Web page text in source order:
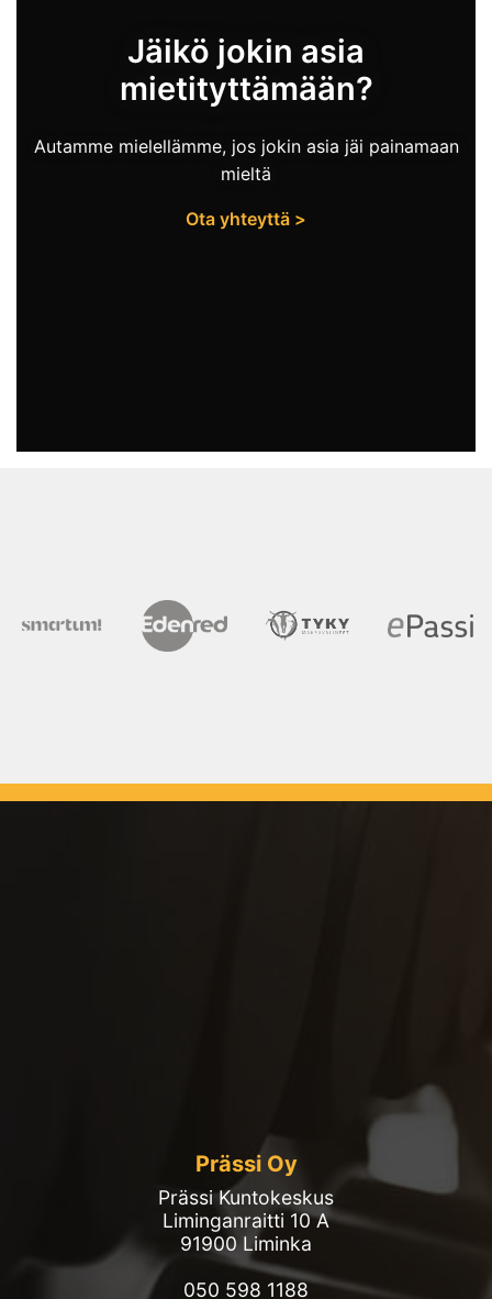
Jäikö jokin asia
mietityttämään?
Autamme mielellämme, jos jokin asia jäi painamaan
mieltä
Ota yhteyttä >
Prässi Oy
Prässi Kuntokeskus
Liminganraitti 10 A
91900 Liminka
050 598 1188